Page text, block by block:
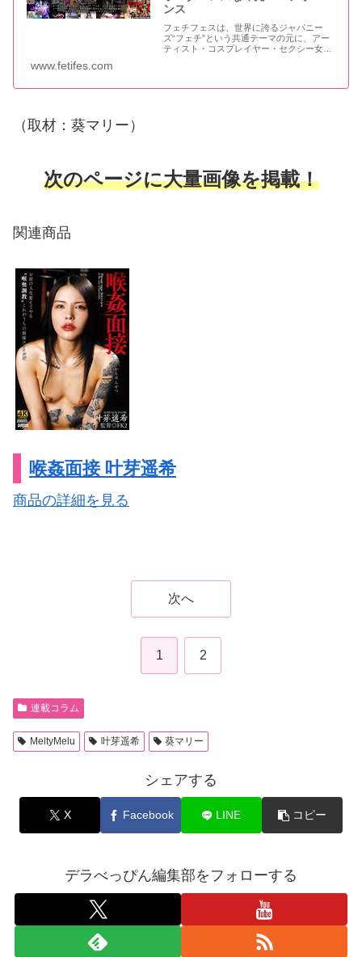
ンス
フェチフェスは、世界に誇るジャパニー
ズ“フェチ”という共通テーマの元に、アー
ティスト・コスプレイヤー・セクシー女優
www.fetifes.com
（取材：葵マリー）
次のページに大量画像を掲載！
関連商品
喉姦面接 叶芽遥希
商品の詳細を見る
次へ
1 2
連載コラム
MeltyMelu 叶芽遥希 葵マリー
シェアする
X Facebook LINE コピー
デラべっぴん編集部をフォローする